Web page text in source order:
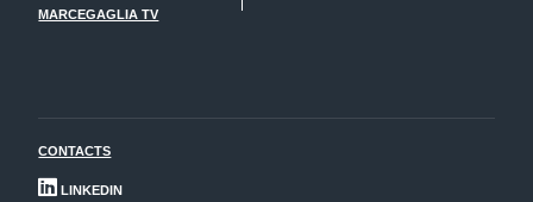
MARCEGAGLIA TV
CONTACTS
LINKEDIN